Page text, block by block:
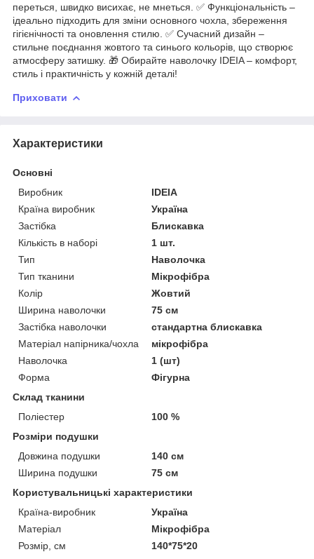
переться, швидко висихає, не мнеться. ✅ Функціональність –
ідеально підходить для зміни основного чохла, збереження
гігієнічності та оновлення стилю. ✅ Сучасний дизайн –
стильне поєднання жовтого та синього кольорів, що створює
атмосферу затишку. 🎁 Обирайте наволочку IDEIA – комфорт,
стиль і практичність у кожній деталі!
Приховати
Характеристики
Основні
Виробник
IDEIA
Країна виробник
Україна
Застібка
Блискавка
Кількість в наборі
1 шт.
Тип
Наволочка
Тип тканини
Мікрофібра
Колір
Жовтий
Ширина наволочки
75 см
Застібка наволочки
стандартна блискавка
Матеріал напірника/чохла
мікрофібра
Наволочка
1 (шт)
Форма
Фігурна
Склад тканини
Поліестер
100 %
Розміри подушки
Довжина подушки
140 см
Ширина подушки
75 см
Користувальницькі характеристики
Країна-виробник
Україна
Матеріал
Мікрофібра
Розмір, см
140*75*20